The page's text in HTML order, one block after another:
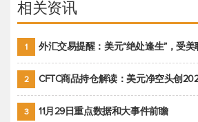
相关资讯
1 外汇交易提醒：美元“绝处逢生”，受
2 CFTC商品持仓解读：美元净空头创2021年7月以来最大
3 11月29日重点数据和大事件前瞻